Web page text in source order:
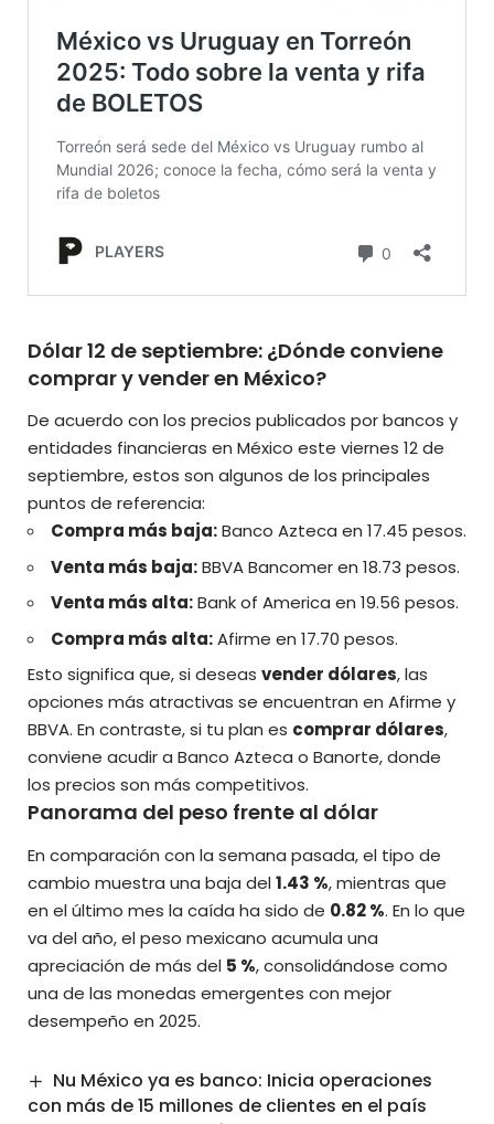
Dólar 12 de septiembre: ¿Dónde conviene
comprar y vender en México?
De acuerdo con los precios publicados por bancos y
entidades financieras en México este viernes 12 de
septiembre, estos son algunos de los principales
puntos de referencia:
Compra más baja:Banco Azteca en 17.45 pesos.
Venta más baja:BBVA Bancomer en 18.73 pesos.
Venta más alta:Bank of America en 19.56 pesos.
Compra más alta:Afirme en 17.70 pesos.
Esto significa que, si deseas vender dólares, las
opciones más atractivas se encuentran en Afirme y
BBVA. En contraste, si tu plan es comprar dólares,
conviene acudir a Banco Azteca o Banorte, donde
los precios son más competitivos.
Panorama del peso frente al dólar
En comparación con la semana pasada, el tipo de
cambio muestra una baja del1.43 %, mientras que
en el último mes la caída ha sido de 0.82 %. En lo que
va del año, el peso mexicano acumula una
apreciación de más del 5 %, consolidándose como
una de las monedas emergentes con mejor
desempeño en 2025.
Nu México ya es banco: Inicia operaciones
con más de 15 millones de clientes en el país